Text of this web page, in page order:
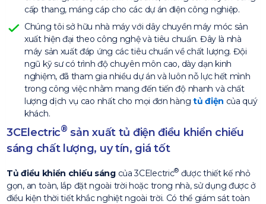
cấp thang, máng cáp cho các dự án điện công nghiệp.
Chúng tôi sở hữu nhà máy với dây chuyền máy móc sản
xuất hiện đại theo công nghệ và tiêu chuẩn. Đây là nhà
máy sản xuất đáp ứng các tiêu chuẩn về chất lượng. Đội
ngũ kỹ sư có trình độ chuyên môn cao, dày dạn kinh
nghiệm, đã tham gia nhiều dự án và luôn nỗ lực hết mình
trong công việc nhằm mang đến tiến độ nhanh và chất
lượng dịch vụ cao nhất cho mọi đơn hàng tủ điện của quý
khách.
3CElectric® sản xuất tủ điện điều khiển chiếu
sáng chất lượng, uy tín, giá tốt
Tủ điều khiển chiếu sángcủa 3CElectric® được thiết kế nhỏ
gọn, an toàn, lắp đặt ngoài trời hoặc trong nhà, sử dụng được ở
điều kiện thời tiết khắc nghiệt ngoài trời. Có thể giám sát toàn